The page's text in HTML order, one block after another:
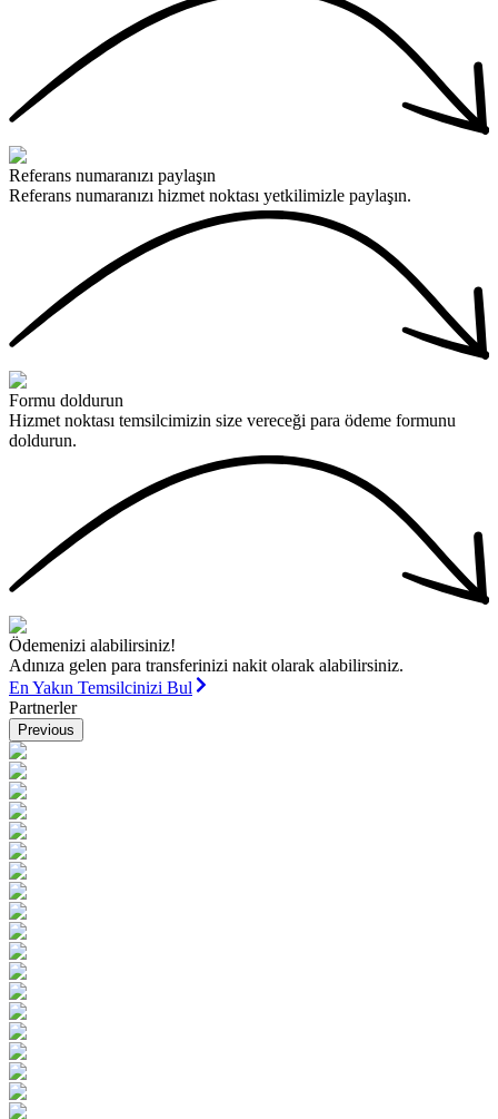
Referans numaranızı paylaşın
Referans numaranızı hizmet noktası yetkilimizle paylaşın.
Formu doldurun
Hizmet noktası temsilcimizin size vereceği para ödeme formunu
doldurun.
Ödemenizi alabilirsiniz!
Adınıza gelen para transferinizi nakit olarak alabilirsiniz.
En Yakın Temsilcinizi Bul
Partnerler
Previous